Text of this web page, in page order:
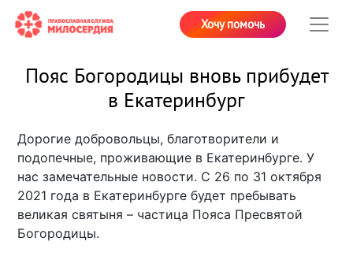
Хочу помочь
Пояс Богородицы вновь прибудет
в Екатеринбург
Дорогие добровольцы, благотворители и
подопечные, проживающие в Екатеринбурге. У
нас замечательные новости. С 26 по 31 октября
2021 года в Екатеринбурге будет пребывать
великая святыня – частица Пояса Пресвятой
Богородицы.